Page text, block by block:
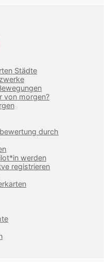
Städte
von morgen?
durch
werden
registrieren